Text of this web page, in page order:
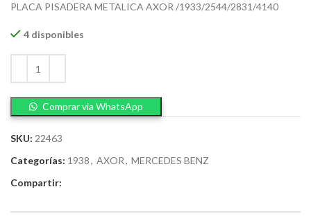
PLACA PISADERA METALICA AXOR /1933/2544/2831/4140
4 disponibles
Comprar via WhatsApp
SKU: 22463
Categorías: 1938, AXOR, MERCEDES BENZ
Compartir: